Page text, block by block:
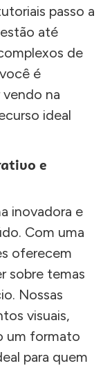
passo a
até
de
é
na
ideal
e
inovadora e
Com uma
oferecem
sobre temas
Nossas
visuais,
um formato
para quem